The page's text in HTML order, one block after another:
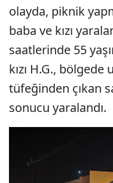
olayda, piknik
baba ve kızı
saatlerinde 55
kızı H.G.,
tüfeğinden çıkan
sonucu yaralandı.